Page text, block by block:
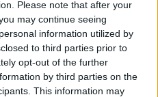
Please note that after your
may continue seeing
information utilized by
to third parties prior to
opt-out of the further
by third parties on the
This information may
tilalmi időszaka
közepéig tart. A
a horgászrend határozza